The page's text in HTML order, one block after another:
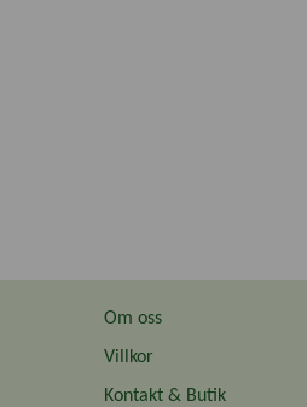
Om oss
Villkor
Kontakt & Butik